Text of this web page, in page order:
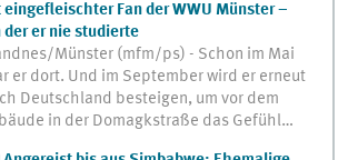
eingefleischter Fan der WWU Münster –
der er nie studierte
Münster (mfm/ps) - Schon im Mai
er dort. Und im September wird er erneut
Deutschland besteigen, um vor dem
in der Domagkstraße das Gefühl…